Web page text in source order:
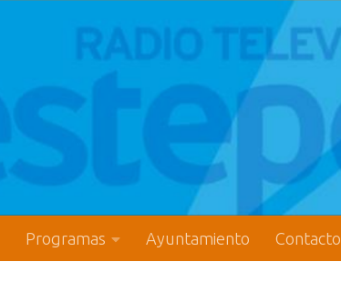
Programas Ayuntamiento Contacto